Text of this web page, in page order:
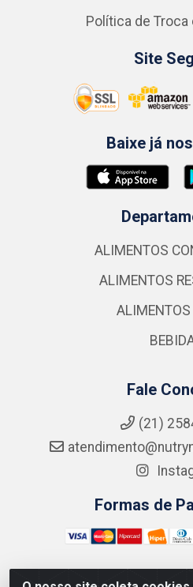
Política de Troca
Site
Baixe já
ALIMENTOS
ALIMENTOS
ALIMENTOS
Fale
(21)
Formas de